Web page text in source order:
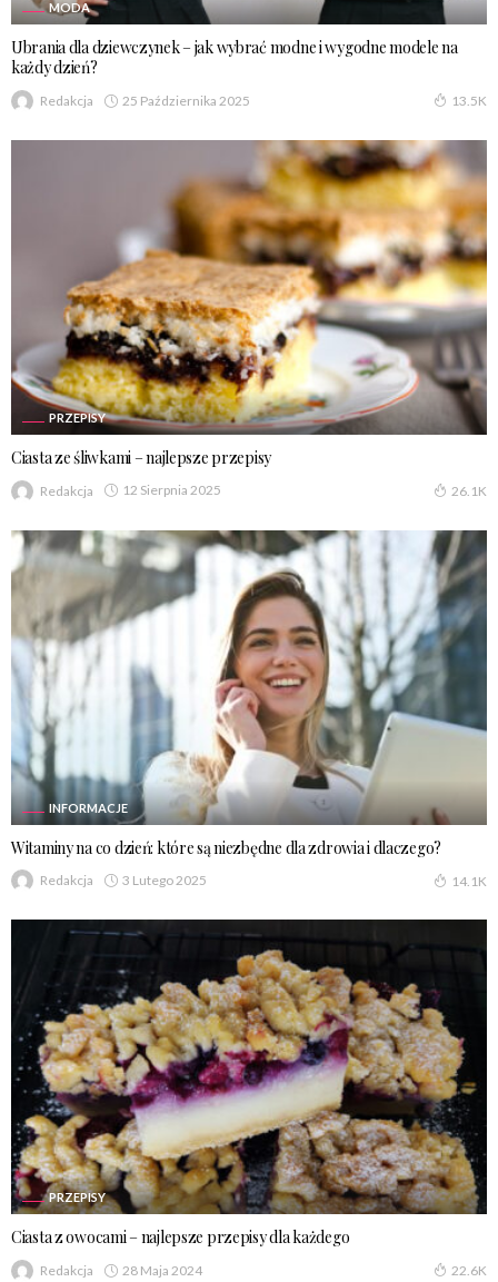
MODA
Ubrania dla dziewczynek – jak wybrać modne i wygodne modele na
każdy dzień?
Redakcja 25 Października 2025 13.5K
PRZEPISY
Ciasta ze śliwkami – najlepsze przepisy
Redakcja 12 Sierpnia 2025 26.1K
INFORMACJE
Witaminy na co dzień: które są niezbędne dla zdrowia i dlaczego?
Redakcja 3 Lutego 2025 14.1K
PRZEPISY
Ciasta z owocami – najlepsze przepisy dla każdego
Redakcja 28 Maja 2024 22.6K